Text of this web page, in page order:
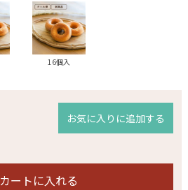
16個入
お気に入りに追加する
カートに入れる